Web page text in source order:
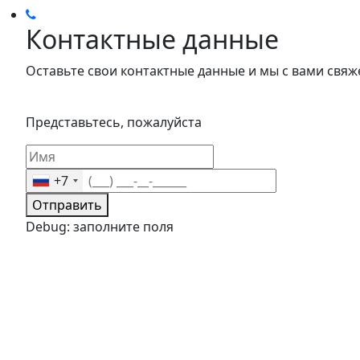
Контактные данные
Оставьте свои контактные данные и мы с вами
Представьтесь, пожалуйста
+7
Отправить
Debug: заполните поля